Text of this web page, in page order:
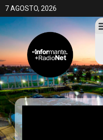
7 AGOSTO, 2026